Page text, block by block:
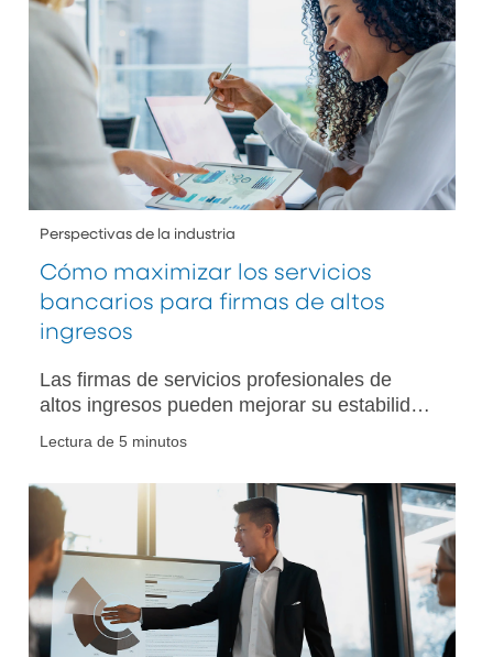
Perspectivas de la industria
Cómo maximizar los servicios
bancarios para firmas de altos
ingresos
Las firmas de servicios profesionales de
altos ingresos pueden mejorar su estabilidad
instrumentos financieros.
Lectura de 5 minutos